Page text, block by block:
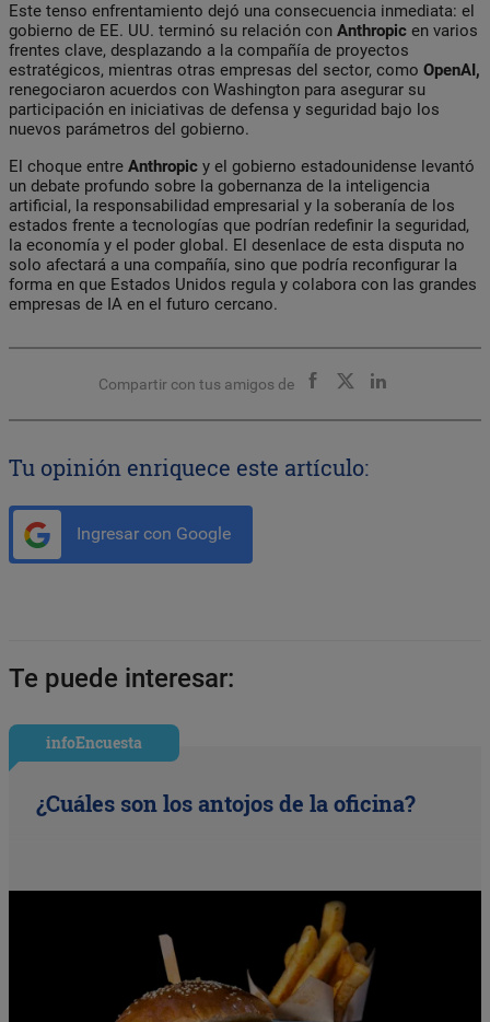
Este tenso enfrentamiento dejó una consecuencia inmediata: el
gobierno de EE. UU. terminó su relación con Anthropic en varios
frentes clave, desplazando a la compañía de proyectos
estratégicos, mientras otras empresas del sector, como OpenAI,
renegociaron acuerdos con Washington para asegurar su
participación en iniciativas de defensa y seguridad bajo los
nuevos parámetros del gobierno.
El choque entre Anthropic y el gobierno estadounidense levantó
un debate profundo sobre la gobernanza de la inteligencia
artificial, la responsabilidad empresarial y la soberanía de los
estados frente a tecnologías que podrían redefinir la seguridad,
la economía y el poder global. El desenlace de esta disputa no
solo afectará a una compañía, sino que podría reconfigurar la
forma en que Estados Unidos regula y colabora con las grandes
empresas de IA en el futuro cercano.
Compartir con tus amigos de
Tu opinión enriquece este artículo:
Ingresar con Google
Te puede interesar:
infoEncuesta
¿Cuáles son los antojos de la oficina?